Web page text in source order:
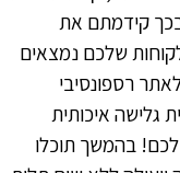
קידמתם את
שלכם נמצאים
רספונסיבי
גלישה איכותית
לכם! בהמשך תוכלו